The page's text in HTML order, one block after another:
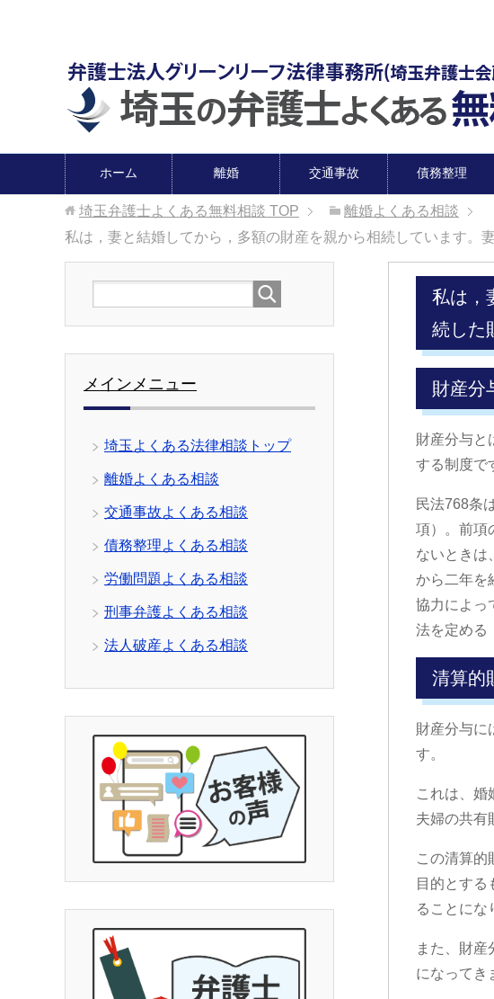
ホーム 離婚 交通事故 債務整理
埼玉弁護士よくある無料相談 TOP
離婚よくある相談
私は，妻と結婚してから，多額の財産を親から相続しています。
私は，
続した
財産分
財産分与と
する制度で
民法768条
項）。前項
ないときは
から二年を
協力によっ
法を定める
清算的
財産分与に
す。
これは、婚
夫婦の共有
この清算的
目的とす
ることにな
また、財
になってき
メインメニュー
埼玉よくある法律相談トップ
離婚よくある相談
交通事故よくある相談
債務整理よくある相談
労働問題よくある相談
刑事弁護よくある相談
法人破産よくある相談